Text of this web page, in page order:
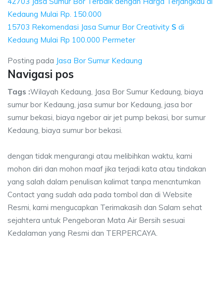
Kedaung Mulai Rp. 150.000
15703 Rekomendasi Jasa Sumur Bor Creativity S di
Kedaung Mulai Rp 100.000 Permeter
Posting pada Jasa Bor Sumur Kedaung
Navigasi pos
Tags :Wilayah Kedaung, Jasa Bor Sumur Kedaung, biaya
sumur bor Kedaung, jasa sumur bor Kedaung, jasa bor
sumur bekasi, biaya ngebor air jet pump bekasi, bor sumur
Kedaung, biaya sumur bor bekasi.
dengan tidak mengurangi atau melibihkan waktu, kami
mohon diri dan mohon maaf jika terjadi kata atau tindakan
yang salah dalam penulisan kalimat tanpa mencntumkan
Contact yang sudah ada pada tombol dan di Website
Resmi, kami mengucapkan Terimakasih dan Salam sehat
sejahtera untuk Pengeboran Mata Air Bersih sesuai
Kedalaman yang Resmi dan TERPERCAYA.